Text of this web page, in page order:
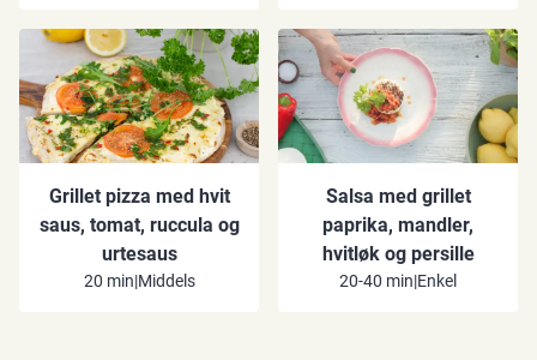
Grillet pizza med hvit
saus, tomat, ruccula og
urtesaus
20 min|Middels
Salsa med grillet
paprika, mandler,
hvitløk og persille
20-40 min|Enkel